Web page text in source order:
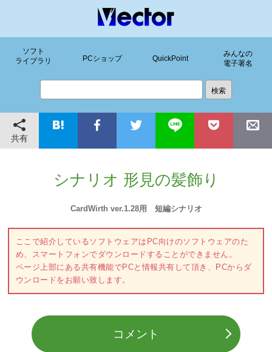
ソフト
ライブラリ
PCショップ QuickPoint
みんなの
電子署名
共有
シナリオ 形見の髪飾り
CardWirth ver.1.28用 短編シナリオ
ここで紹介しているソフトウェアはPC向けのソフトウェアのた
め、スマートフォンでダウンロードすることができません。
ページ上部にある共有機能でPCと情報共有して頂き、PCからダ
ウンロードをお願い致します。
コメント